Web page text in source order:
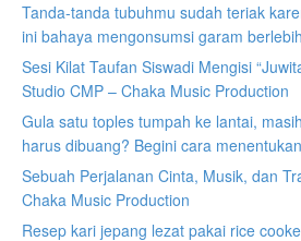
Tanda-tanda tubuhmu sudah teriak
ini bahaya mengonsumsi garam
Sesi Kilat Taufan Siswadi Mengisi
Studio CMP – Chaka Music Production
Gula satu toples tumpah ke lantai,
harus dibuang? Begini cara
Sebuah Perjalanan Cinta, Musik, dan
Chaka Music Production
Resep kari jepang lezat pakai rice